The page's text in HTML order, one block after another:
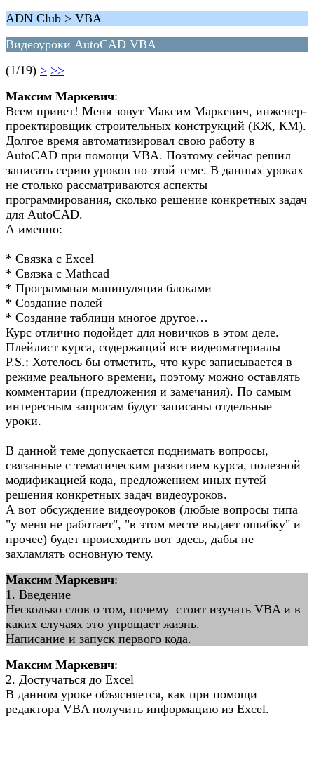
ADN Club > VBA
Видеоуроки AutoCAD VBA
(1/19) > >>
Максим Маркевич:
Всем привет! Меня зовут Максим Маркевич, инженер-
проектировщик строительных конструкций (КЖ, КМ).
Долгое время автоматизировал свою работу в
AutoCAD при помощи VBA. Поэтому сейчас решил
записать серию уроков по этой теме. В данных уроках
не столько рассматриваются аспекты
программирования, сколько решение конкретных задач
для AutoCAD.
А именно:
* Связка с Excel
* Связка с Mathcad
* Программная манипуляция блоками
* Создание полей
* Создание таблици многое другое…
Курс отлично подойдет для новичков в этом деле.
Плейлист курса, содержащий все видеоматериалы
P.S.: Хотелось бы отметить, что курс записывается в
режиме реального времени, поэтому можно оставлять
комментарии (предложения и замечания). По самым
интересным запросам будут записаны отдельные
уроки.
В данной теме допускается поднимать вопросы,
связанные с тематическим развитием курса, полезной
модификацией кода, предложением иных путей
решения конкретных задач видеоуроков.
А вот обсуждение видеоуроков (любые вопросы типа
"у меня не работает", "в этом месте выдает ошибку" и
прочее) будет происходить вот здесь, дабы не
захламлять основную тему.
Максим Маркевич:
1. Введение
Несколько слов о том, почему стоит изучать VBA и в
каких случаях это упрощает жизнь.
Написание и запуск первого кода.
Максим Маркевич:
2. Достучаться до Excel
В данном уроке объясняется, как при помощи
редактора VBA получить информацию из Excel.